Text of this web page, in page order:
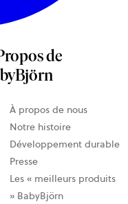
de
À propos de nous
Notre histoire
Développement durable
Presse
Les « meilleurs produits
» BabyBjörn